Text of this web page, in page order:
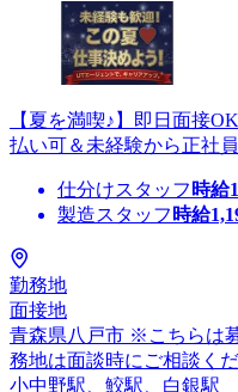
【夏を満喫♪】即日面接
払い可＆未経験から正社
仕分けスタッフ 時給
製造スタッフ 時給
勤務地
面接地
青森県八戸市 ※こちらは
務地は面談時にご相談くだ
小中野駅、鮫駅、白銀駅